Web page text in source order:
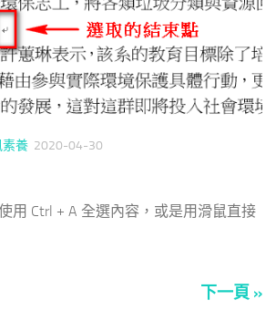
養 2020-04-30
用 Ctrl + A 全選內容，或是用滑鼠直接
下一頁 »